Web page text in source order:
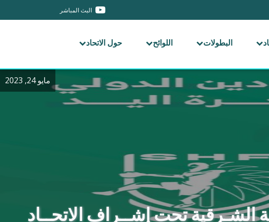
البث المباشر
البطولات اللوائح حول الاتحاد
مايو 24, 2023
الشـرقية تحت إشــراف الاتحــاد